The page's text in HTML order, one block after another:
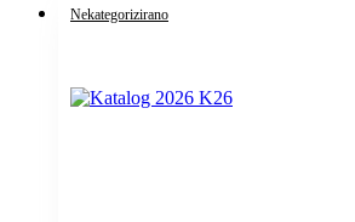
Nekategorizirano